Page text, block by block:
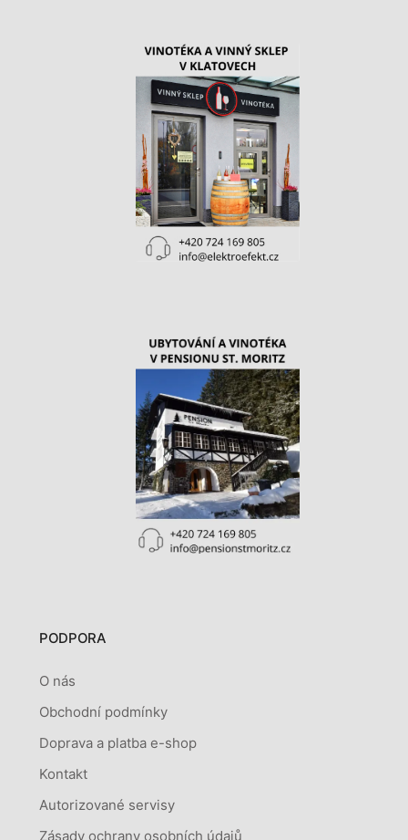
PODPORA
O nás
Obchodní podmínky
Doprava a platba e-shop
Kontakt
Autorizované servisy
Zásady ochrany osobních údajů